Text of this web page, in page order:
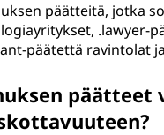
päätteitä, jotka
.lawyer-
päätettä ravintolat
päätteet